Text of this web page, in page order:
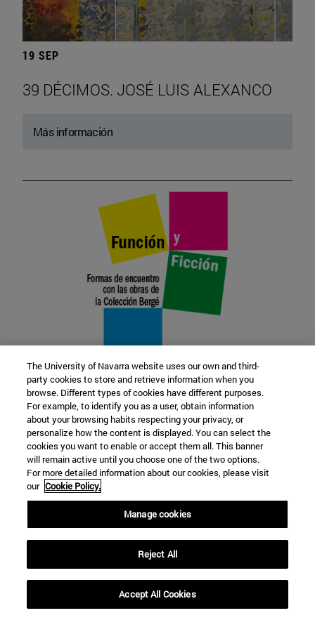
19 SEP
39 DÉCIMOS. JOSÉ LUIS ALEXANCO
Más información
22 SEP
FUNCIÓN Y FICCIÓN. Varios artistas
Más información
The University of Navarra website uses our own and third-
party cookies to store and retrieve information when you
browse. Different types of cookies have different purposes.
For example, to identify you as a user, obtain information
about your browsing habits respecting your privacy, or
personalize how the content is displayed. You can select the
cookies you want to enable or accept them all. This banner
will remain active until you choose one of the two options.
For more detailed information about our cookies, please visit
our Cookie Policy.
Manage cookies
Reject All
Accept All Cookies